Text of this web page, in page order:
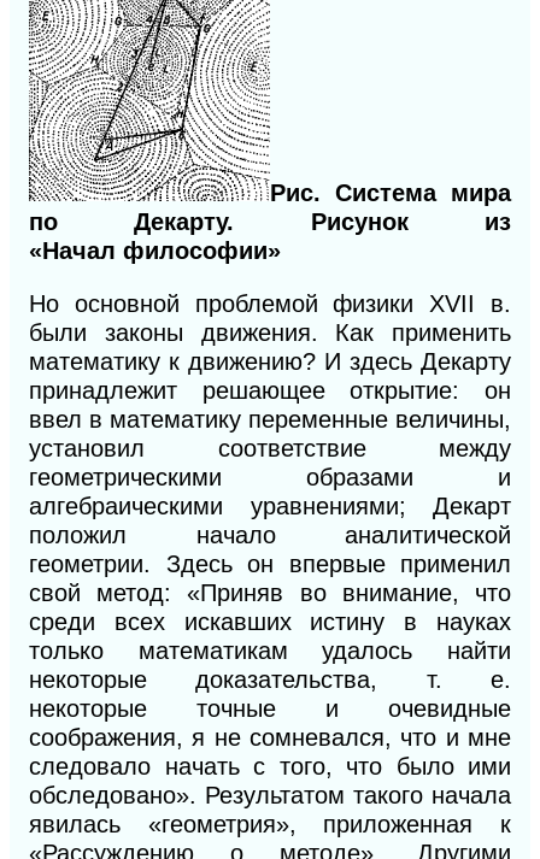
Рис. Система мира
по Декарту. Рисунок из
«Начал философии»
Но основной проблемой физики XVII в.
были законы движения. Как применить
математику к движению? И здесь Декарту
принадлежит решающее открытие: он
ввел в математику переменные величины,
установил соответствие между
геометрическими образами и
алгебраическими уравнениями; Декарт
положил начало аналитической
геометрии. Здесь он впервые применил
свой метод: «Приняв во внимание, что
среди всех искавших истину в науках
только математикам удалось найти
некоторые доказательства, т. е.
некоторые точные и очевидные
соображения, я не сомневался, что и мне
следовало начать с того, что было ими
обследовано». Результатом такого начала
явилась «геометрия», приложенная к
«Рассуждению о методе». Другими